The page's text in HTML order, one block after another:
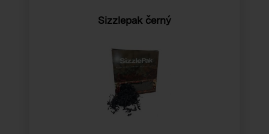
Sizzlepak černý